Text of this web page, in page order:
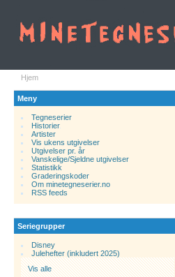
Hjem
Meny
Tegneserier
Historier.
Artister
Vis ukens utgivelser
Utgivelser pr. år
Vanskelige/Sjeldne utgivelser
Statistikk
Graderingskoder
Om minetegneserier.no
RSS feeds
Seriegrupper
Disney
Julehefter (inkludert 2025)
Vis alle